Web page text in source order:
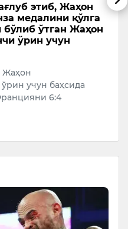
этиб, Жаҳон
медалини қўлга
бўлиб ўтган Жаҳон
ўрин учун
Жаҳон
учун баҳсида
6:4